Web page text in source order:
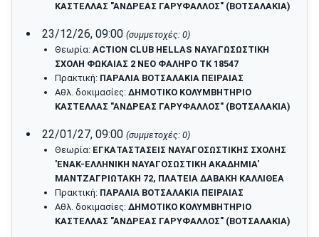
ΚΑΣΤΕΛΛΑΣ "ΑΝΔΡΕΑΣ ΓΑΡΥΦΑΛΛΟΣ" (ΒΟΤΣΑΛΑΚΙΑ)
23/12/26, 09:00 (συμμετοχές: 0)
Θεωρία: ACTION CLUB HELLAS ΝΑΥΑΓΩΣΩΣΤΙΚΗ
ΣΧΟΛΗ ΦΩΚΑΙΑΣ 2 ΝΕΟ ΦΑΛΗΡΟ ΤΚ 18547
Πρακτική: ΠΑΡΑΛΙΑ ΒΟΤΣΑΛΑΚΙΑ ΠΕΙΡΑΙΑΣ
Αθλ. δοκιμασίες: ΔΗΜΟΤΙΚΟ ΚΟΛΥΜΒΗΤΗΡΙΟ
ΚΑΣΤΕΛΛΑΣ "ΑΝΔΡΕΑΣ ΓΑΡΥΦΑΛΛΟΣ" (ΒΟΤΣΑΛΑΚΙΑ)
22/01/27, 09:00 (συμμετοχές: 0)
Θεωρία: ΕΓΚΑΤΑΣΤΑΣΕΙΣ ΝΑΥΑΓΟΣΩΣΤΙΚΗΣ ΣΧΟΛΗΣ
'ΕΝΑΚ-ΕΛΛΗΝΙΚΗ ΝΑΥΑΓΟΣΩΣΤΙΚΗ ΑΚΑΔΗΜΙΑ'
ΜΑΝΤΖΑΓΡΙΩΤΑΚΗ 72, ΠΛΑΤΕΙΑ ΔΑΒΑΚΗ ΚΑΛΛΙΘΕΑ
Πρακτική: ΠΑΡΑΛΙΑ ΒΟΤΣΑΛΑΚΙΑ ΠΕΙΡΑΙΑΣ
Αθλ. δοκιμασίες: ΔΗΜΟΤΙΚΟ ΚΟΛΥΜΒΗΤΗΡΙΟ
ΚΑΣΤΕΛΛΑΣ "ΑΝΔΡΕΑΣ ΓΑΡΥΦΑΛΛΟΣ" (ΒΟΤΣΑΛΑΚΙΑ)